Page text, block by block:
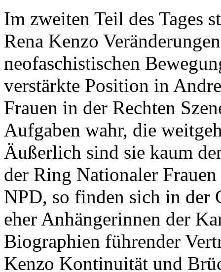
Im zweiten Teil des Tages
Rena Kenzo
neofaschistischen
verstärkte Position in
Frauen in der Rechten
Aufgaben wahr, die
Äußerlich sind sie kaum
der Ring Nationaler
NPD, so finden sich in der
eher Anhängerinnen der
Biographien führender
Kenzo Kontinuität und